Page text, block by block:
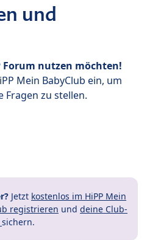
und
Forum nutzen möchten!
Mein BabyClub ein, um
zu stellen.
Jetzt kostenlos im HiPP Mein
registrieren und deine Club-
sichern.